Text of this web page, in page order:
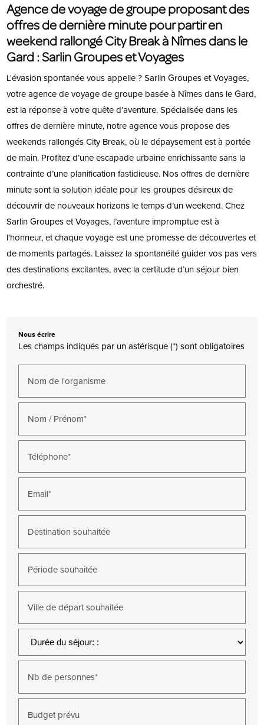
Agence de voyage de groupe proposant des
offres de dernière minute pour partir en
weekend rallongé City Break à Nîmes dans le
Gard : Sarlin Groupes et Voyages
L'évasion spontanée vous appelle ? Sarlin Groupes et Voyages,
votre agence de voyage de groupe basée à Nîmes dans le Gard,
est la réponse à votre quête d’aventure. Spécialisée dans les
offres de dernière minute, notre agence vous propose des
weekends rallongés City Break, où le dépaysement est à portée
de main. Profitez d’une escapade urbaine enrichissante sans la
contrainte d’une planification fastidieuse. Nos offres de dernière
minute sont la solution idéale pour les groupes désireux de
découvrir de nouveaux horizons le temps d’un weekend. Chez
Sarlin Groupes et Voyages, l’aventure impromptue est à
l'honneur, et chaque voyage est une promesse de découvertes et
de moments partagés. Laissez la spontanéité guider vos pas vers
des destinations excitantes, avec la certitude d’un séjour bien
orchestré.
Nous écrire
Les champs indiqués par un astérisque (*) sont obligatoires
Nom de l'organisme
Nom / Prénom*
Téléphone*
Email*
Destination souhaitée
Période souhaitée
Ville de départ souhaitée
Nb de personnes*
Budget prévu